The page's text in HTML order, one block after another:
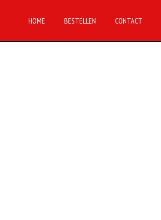
HOME BESTELLEN CONTACT